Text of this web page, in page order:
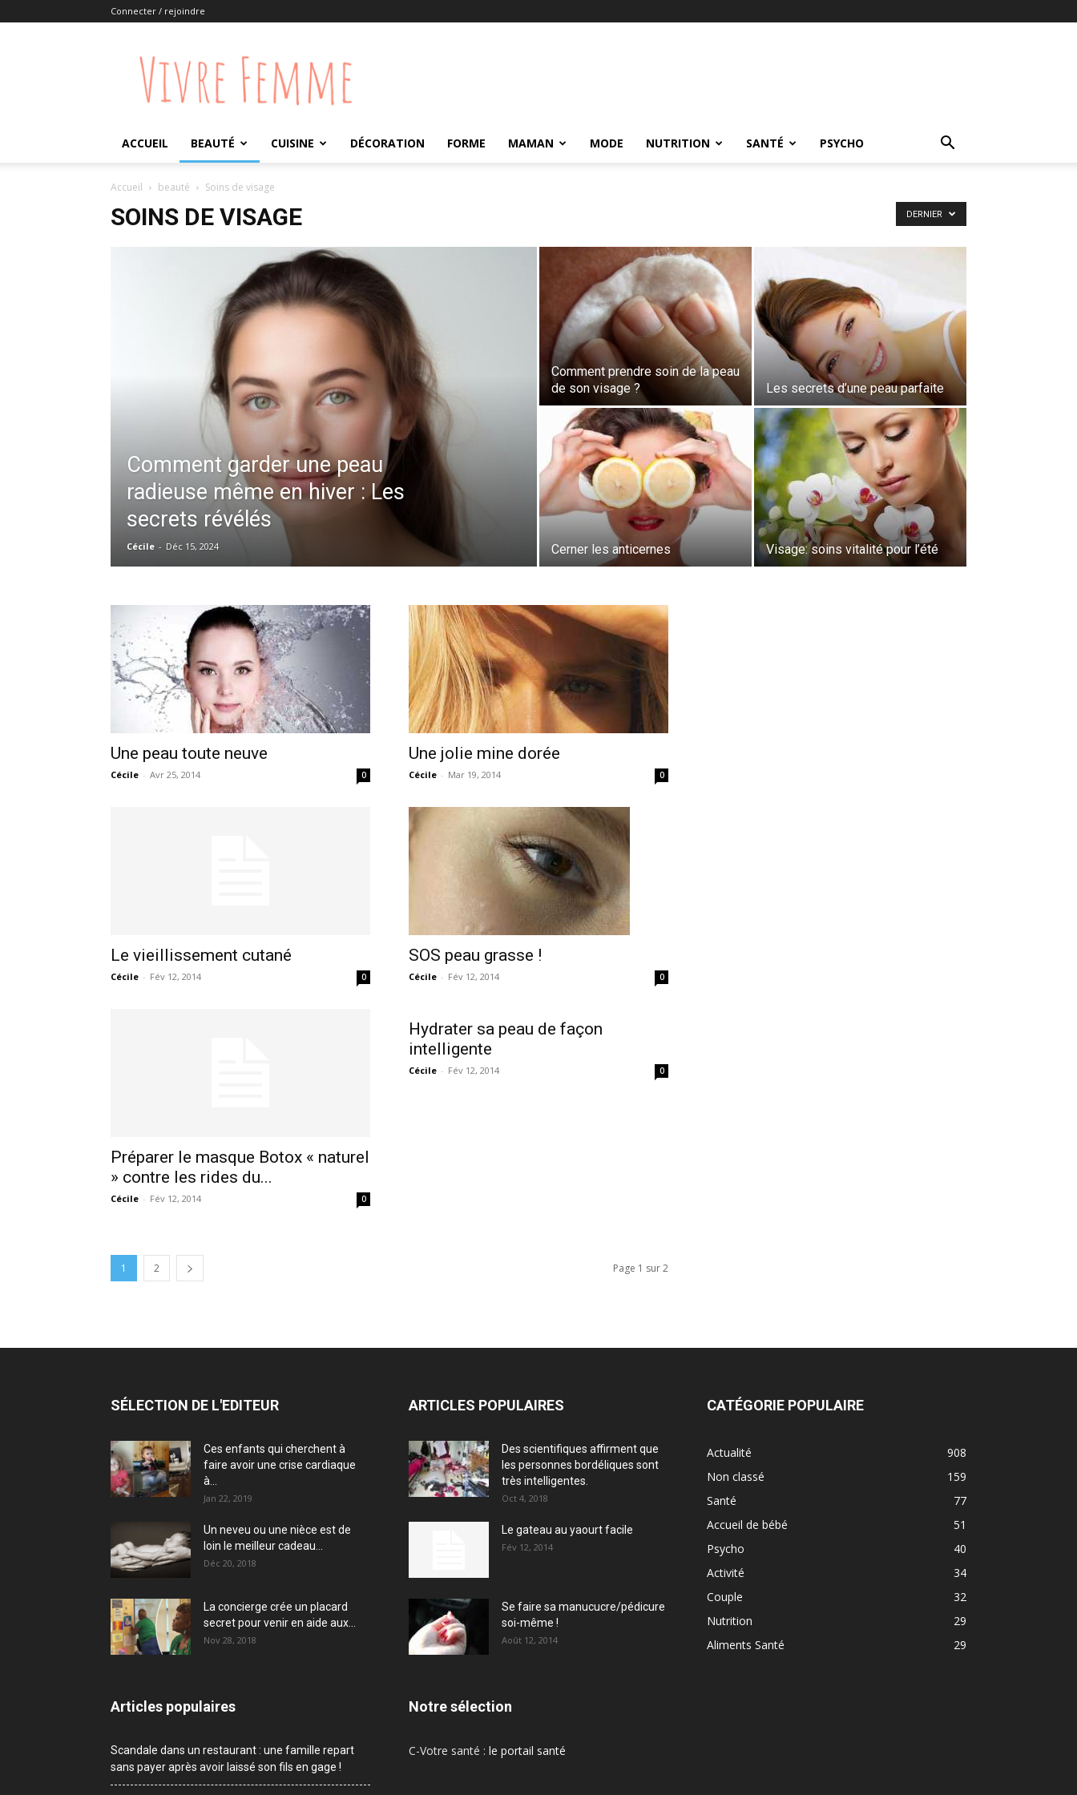
Connecter / rejoindre
Vivre
Femme
ACCUEIL BEAUTÉ CUISINE DÉCORATION FORME MAMAN MODE NUTRITION SANTÉ PSYCHO
Accueil beauté Soins de visage
SOINS DE VISAGE DERNIER
Comment garder une peau
radieuse même en hiver : Les
secrets révélés
Cécile - Déc 15, 2024
Comment prendre soin de la peau
de son visage ?
Les secrets d’une peau parfaite
Cerner les anticernes Visage: soins vitalité pour l’été
Une peau toute neuve
Cécile - Avr 25, 2014 0
Une jolie mine dorée
Cécile - Mar 19, 2014 0
Le vieillissement cutané
Cécile - Fév 12, 2014 0
SOS peau grasse !
Cécile - Fév 12, 2014 0
Préparer le masque Botox « naturel
» contre les rides du...
Cécile - Fév 12, 2014 0
Hydrater sa peau de façon
intelligente
Cécile - Fév 12, 2014 0
1 2 Page 1 sur 2
SÉLECTION DE L'EDITEUR
Ces enfants qui cherchent à
faire avoir une crise cardiaque
à...
Jan 22, 2019
Un neveu ou une nièce est de
loin le meilleur cadeau...
Déc 20, 2018
La concierge crée un placard
secret pour venir en aide aux...
Nov 28, 2018
Articles populaires
Scandale dans un restaurant : une famille repart
sans payer après avoir laissé son fils en gage !
ARTICLES POPULAIRES
Des scientifiques affirment que
les personnes bordéliques sont
très intelligentes.
Oct 4, 2018
Le gateau au yaourt facile
Fév 12, 2014
Se faire sa manucucre/pédicure
soi-même !
Août 12, 2014
Notre sélection
C-Votre santé : le portail santé
CATÉGORIE POPULAIRE
Actualité
908
Non classé
159
Santé
77
Accueil de bébé
51
Psycho
40
Activité
34
Couple
32
Nutrition
29
Aliments Santé
29